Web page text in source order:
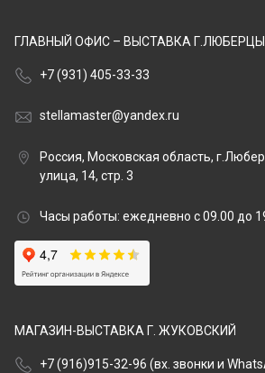
ГЛАВНЫЙ ОФИС – ВЫСТАВКА Г.ЛЮБЕРЦЫ
+7 (931) 405-33-33
stellamaster@yandex.ru
Россия, Московская область,
улица, 14, стр. 3
Часы работы: ежедневно с 09.00 до
МАГАЗИН-ВЫСТАВКА Г. ЖУКОВСКИЙ
+7 (916)915-32-96 (вх. звонки и